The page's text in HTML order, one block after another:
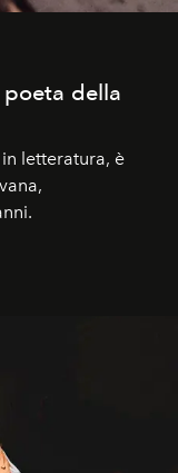
della
letteratura, è